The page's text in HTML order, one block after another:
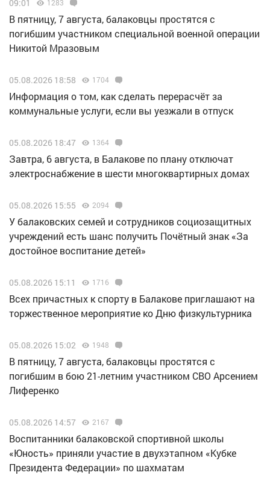
09:01 1283
В пятницу, 7 августа, балаковцы простятся с
погибшим участником специальной военной операции
Никитой Мразовым
05.08.2026 18:58 1704
Информация о том, как сделать перерасчёт за
коммунальные услуги, если вы уезжали в отпуск
05.08.2026 18:47 1364
Завтра, 6 августа, в Балакове по плану отключат
электроснабжение в шести многоквартирных домах
05.08.2026 15:55 2094
У балаковских семей и сотрудников социозащитных
учреждений есть шанс получить Почётный знак «За
достойное воспитание детей»
05.08.2026 15:11 1716
Всех причастных к спорту в Балакове приглашают на
торжественное мероприятие ко Дню физкультурника
05.08.2026 15:02 1948
В пятницу, 7 августа, балаковцы простятся с
погибшим в бою 21-летним участником СВО Арсением
Лиференко
05.08.2026 14:57 2167
Воспитанники балаковской спортивной школы
«Юность» приняли участие в двухэтапном «Кубке
Президента Федерации» по шахматам